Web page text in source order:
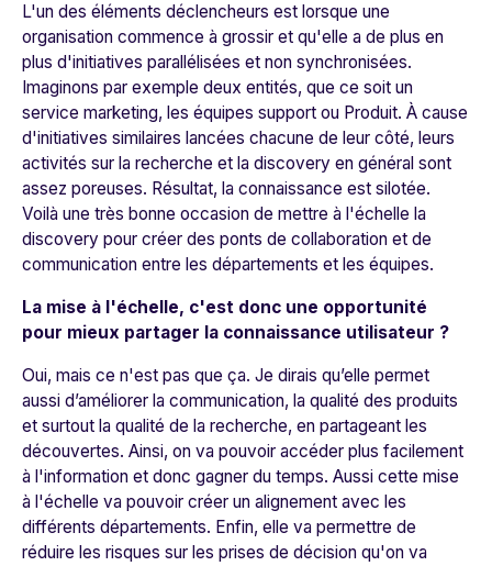
L'un des éléments déclencheurs est lorsque une
organisation commence à grossir et qu'elle a de plus en
plus d'initiatives parallélisées et non synchronisées.
Imaginons par exemple deux entités, que ce soit un
service marketing, les équipes support ou Produit. À cause
d'initiatives similaires lancées chacune de leur côté, leurs
activités sur la recherche et la discovery en général sont
assez poreuses. Résultat, la connaissance est silotée.
Voilà une très bonne occasion de mettre à l'échelle la
discovery pour créer des ponts de collaboration et de
communication entre les départements et les équipes.
La mise à l'échelle, c'est donc une opportunité
pour mieux partager la connaissance utilisateur ?
Oui, mais ce n'est pas que ça. Je dirais qu’elle permet
aussi d’améliorer la communication, la qualité des produits
et surtout la qualité de la recherche, en partageant les
découvertes. Ainsi, on va pouvoir accéder plus facilement
à l'information et donc gagner du temps. Aussi cette mise
à l'échelle va pouvoir créer un alignement avec les
différents départements. Enfin, elle va permettre de
réduire les risques sur les prises de décision qu'on va